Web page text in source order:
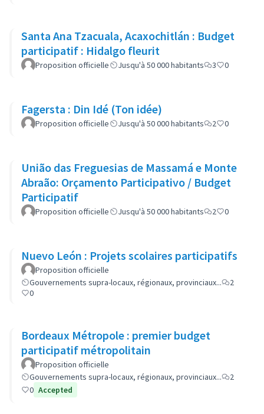
Santa Ana Tzacuala, Acaxochitlán : Budget
participatif : Hidalgo fleurit
Proposition officielle Jusqu'à 50 000 habitants 3 0
Fagersta : Din Idé (Ton idée)
Proposition officielle Jusqu'à 50 000 habitants 2 0
União das Freguesias de Massamá e Monte
Abraão: Orçamento Participativo / Budget
Participatif
Proposition officielle Jusqu'à 50 000 habitants 2 0
Nuevo León : Projets scolaires participatifs
Proposition officielle
Gouvernements supra-locaux, régionaux, provinciaux...
2
0
Bordeaux Métropole : premier budget
participatif métropolitain
Proposition officielle
Gouvernements supra-locaux, régionaux, provinciaux...
2
0 Accepted